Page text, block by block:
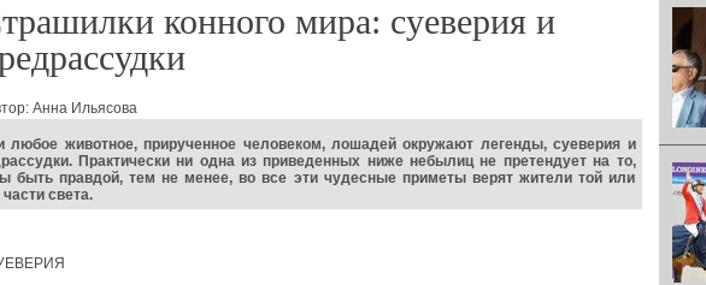
конного мира: суеверия и
Анна Ильясова
любое животное, прирученное человеком, лошадей окружают легенды, суеверия и
Практически ни одна из приведенных ниже небылиц не претендует на то,
быть правдой, тем не менее, во все эти чудесные приметы верят жители той или
света.